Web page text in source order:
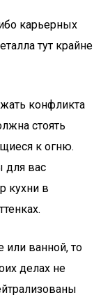
карьерных
тут крайне
конфликта
стоять
к огню.
для вас
кухни в
или ванной, то
делах не